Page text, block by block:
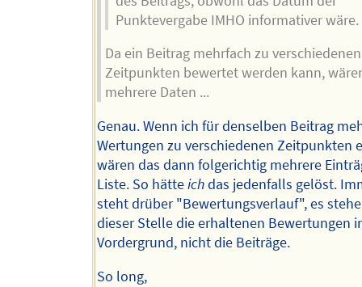
Punktevergabe IMHO informativer wäre.
Da ein Beitrag mehrfach zu verschiedenen
Zeitpunkten bewertet werden kann,
mehrere Daten ...
Genau. Wenn ich für denselben Beitrag
Wertungen zu verschiedenen Zeitpunkten
wären das dann folgerichtig mehrere
Liste. So hätteichdas jedenfalls gelöst.
steht drüber "Bewertungsverlauf", es
dieser Stelle die erhaltenen Bewertungen
Vordergrund, nicht die Beiträge.
So long,